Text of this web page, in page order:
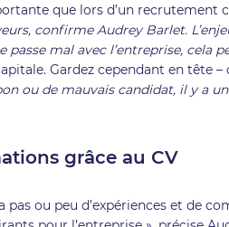
que lors d’un recrutement
confirme Audrey Barlet.
passe mal avec l’entreprise, cela
Gardez cependant en tête –
ou de mauvais candidat, il y a
grâce au CV
ou peu d’expériences et de